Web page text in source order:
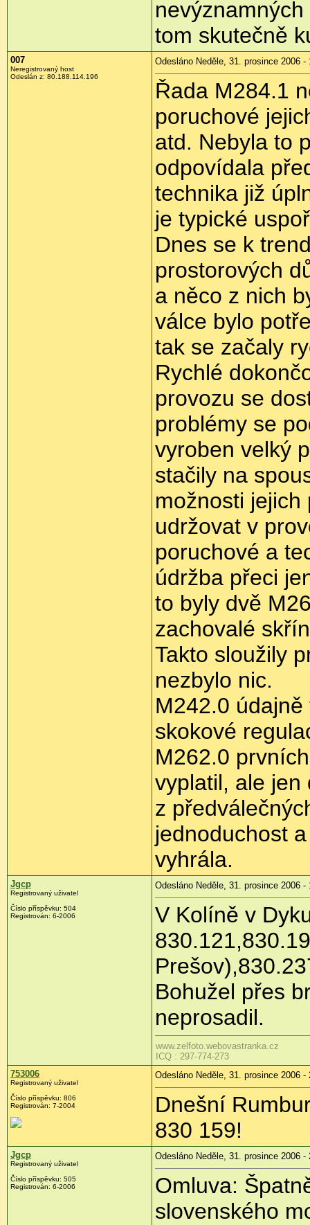
tom skutečně
007
Neregistrovaný host
Odeslán z: 80.188.114.196
Odesláno Neděle, 31. prosince 2006 -
Řada M284.1
poruchové
atd. Nebyla to
odpovídala
technika již
je typické
Dnes se k
prostorových
a něco z nich
válce bylo
tak se začaly
Rychlé
provozu se
problémy se
vyroben velký
stačily na
možnosti
udržovat v
poruchové a
údržba přeci
to byly dvě
zachovalé
Takto sloužily
nezbylo nic.
M242.0
skokové
M262.0
vyplatil, ale
z
jednoduchost
vyhrála.
Jgcp
Registrovaný uživatel
Číslo příspěvku: 504
Registrován: 6-2006
Odesláno Neděle, 31. prosince 2006 -
V Kolíně v
Bohužel přes
neprosadil.
www.zelfoto.webovastranka.cz
ICQ : 297-774-273
753006
Registrovaný uživatel
Číslo příspěvku: 806
Registrován: 7-2004
Odesláno Neděle, 31. prosince 2006 -
Dnešní
830 159!
Jgcp
Registrovaný uživatel
Číslo příspěvku: 505
Registrován: 6-2006
Odesláno Neděle, 31. prosince 2006 -
Omluva:
slovenského